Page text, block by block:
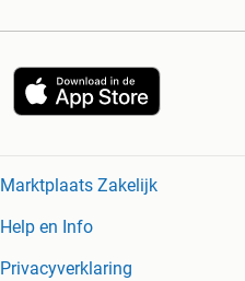
Marktplaats Zakelijk
Help en Info
Privacyverklaring